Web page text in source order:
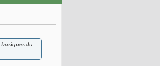
basiques du